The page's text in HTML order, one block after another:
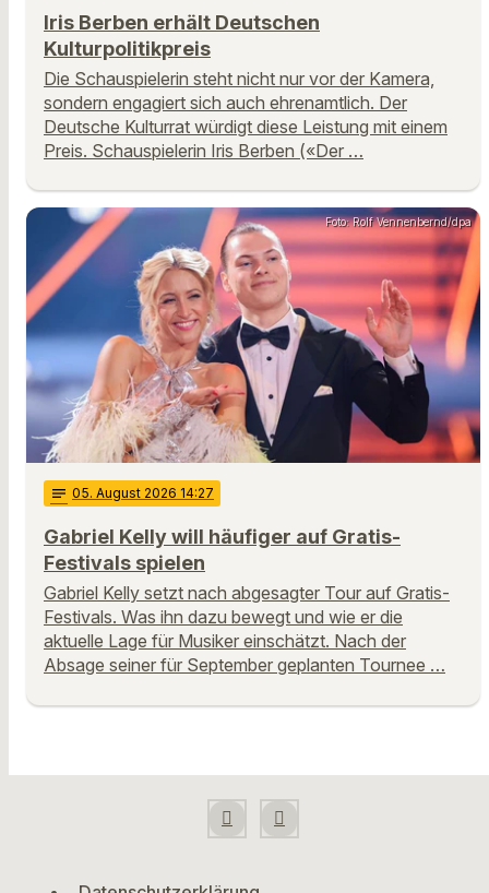
Iris Berben erhält Deutschen
Kulturpolitikpreis
Die Schauspielerin steht nicht nur vor der Kamera,
sondern engagiert sich auch ehrenamtlich. Der
Deutsche Kulturrat würdigt diese Leistung mit einem
Preis. Schauspielerin Iris Berben («Der …
Foto: Rolf Vennenbernd/dpa
notes 05. August 2026 14:27
Gabriel Kelly will häufiger auf Gratis-
Festivals spielen
Gabriel Kelly setzt nach abgesagter Tour auf Gratis-
Festivals. Was ihn dazu bewegt und wie er die
aktuelle Lage für Musiker einschätzt. Nach der
Absage seiner für September geplanten Tournee …